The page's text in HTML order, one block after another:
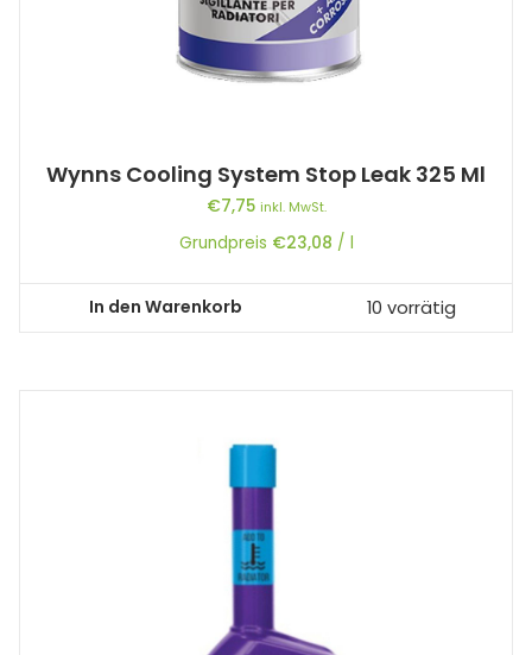
Wynns Cooling System Stop Leak 325 Ml
€7,75 inkl. MwSt.
Grundpreis €23,08 / l
In den Warenkorb 10 vorrätig